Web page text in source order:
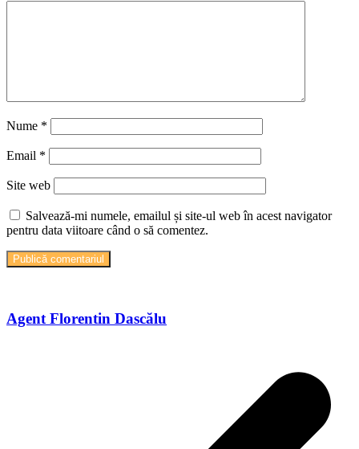
Nume *
Email *
Site web
Salvează-mi numele, emailul și site-ul web în acest navigator
pentru data viitoare când o să comentez.
Agent Florentin Dascălu